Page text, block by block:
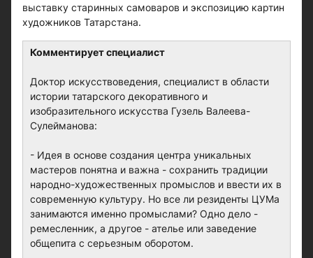
выставку старинных самоваров и экспозицию картин
художников Татарстана.
Комментирует специалист
Доктор искусствоведения, специалист в области
истории татарского декоративного и
изобразительного искусства Гузель Валеева-
Сулейманова:
- Идея в основе создания центра уникальных
мастеров понятна и важна - сохранить традиции
народно-художественных промыслов и ввести их в
современную культуру. Но все ли резиденты ЦУМа
занимаются именно промыслами? Одно дело -
ремесленник, а другое - ателье или заведение
общепита с серьезным оборотом.